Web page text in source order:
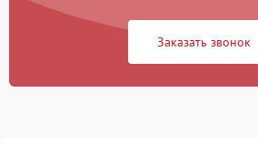
Заказать звонок